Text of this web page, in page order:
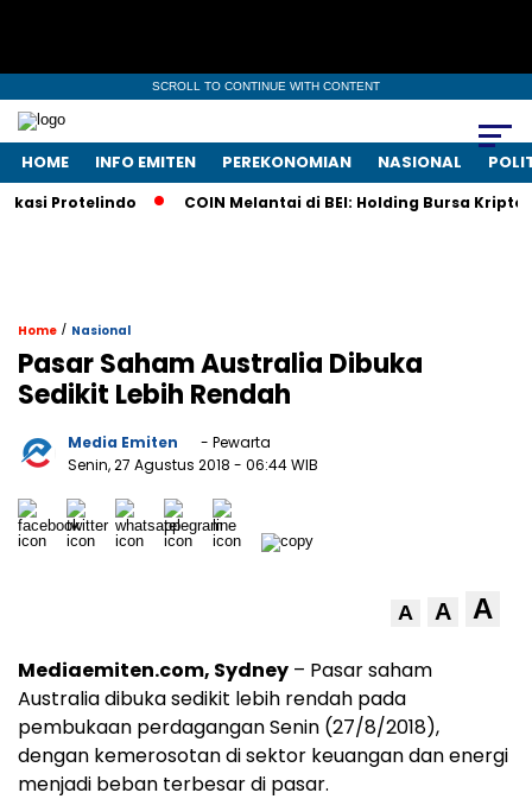
SCROLL TO CONTINUE WITH CONTENT
HOME INFO EMITEN PEREKONOMIAN NASIONAL
Protelindo COIN Melantai di BEI: Holding Bursa Kripto
Home / Nasional
Pasar Saham Australia Dibuka
Sedikit Lebih Rendah
Media Emiten
- Pewarta
Senin, 27 Agustus 2018 - 06:44 WIB
A A A
Mediaemiten.com, Sydney – Pasar saham
Australia dibuka sedikit lebih rendah pada
pembukaan perdagangan Senin (27/8/2018),
dengan kemerosotan di sektor keuangan dan energi
menjadi beban terbesar di pasar.